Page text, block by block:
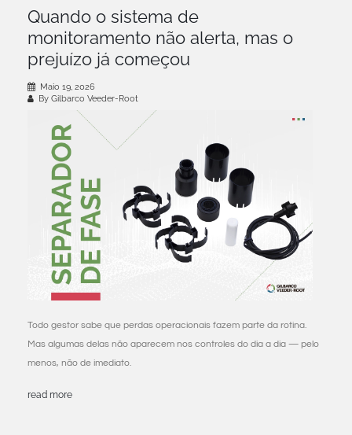
Quando o sistema de
monitoramento não alerta, mas o
prejuízo já começou
Maio 19, 2026
By Gilbarco Veeder-Root
Todo gestor sabe que perdas operacionais fazem parte da rotina.
Mas algumas delas não aparecem nos controles do dia a dia — pelo
menos, não de imediato.
read more